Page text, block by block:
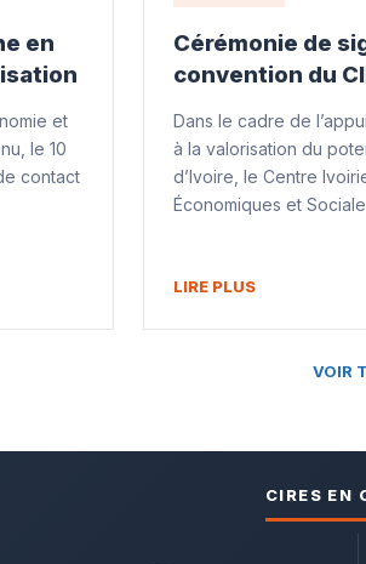
en
et
le 10
contact
Cérémonie de
convention du
Dans le cadre de
à la valorisation du
d’Ivoire, le Centre
Économiques et
LIRE PLUS
VOIR
CIRES EN